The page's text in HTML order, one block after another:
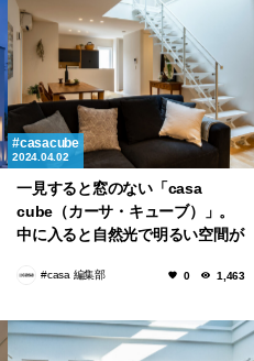
casacube
2024.04.02
一見すると窓のない「casa
cube（カーサ・キューブ）」。
中に入ると自然光で明るい空間が
#casa 編集部 0 1,463